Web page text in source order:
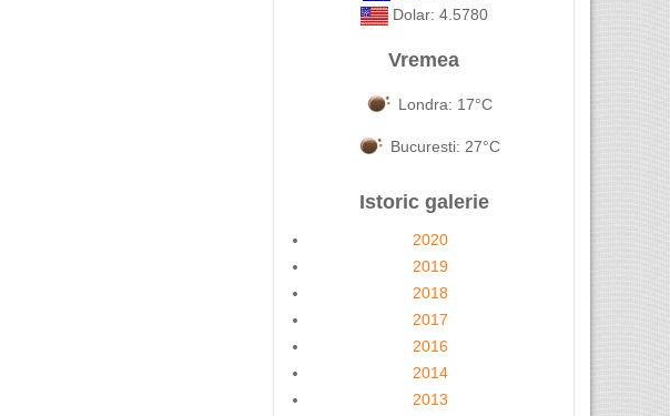
Dolar: 4.5780
Vremea
Londra: 17°C
Bucuresti: 27°C
Istoric galerie
2020
2019
2018
2017
2016
2014
2013